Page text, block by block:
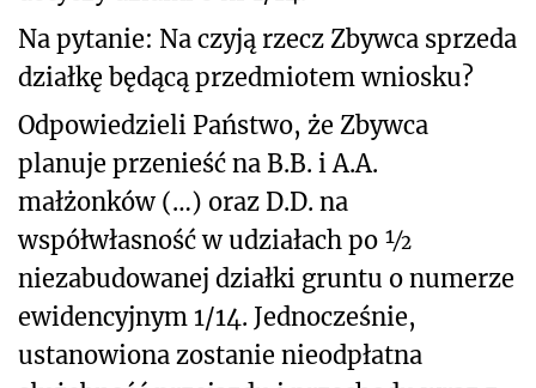
Na pytanie: Na czyją rzecz Zbywca sprzeda
działkę będącą przedmiotem wniosku?
Odpowiedzieli Państwo, że Zbywca
planuje przenieść na B.B. i A.A.
małżonków (…) oraz D.D. na
współwłasność w udziałach po ½
niezabudowanej działki gruntu o numerze
ewidencyjnym 1/14. Jednocześnie,
ustanowiona zostanie nieodpłatna